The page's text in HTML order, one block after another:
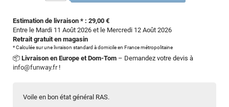
Voile en bon état général RAS.
Estimation de livraison * : 29,00 €
Entre le Mardi 11 Août 2026 et le Mercredi 12 Août 2026
Retrait gratuit en magasin
* Calculée sur une livraison standard à domicile en France métropolitaine
📦 Livraison en Europe et Dom-Tom – Demandez votre devis à
info@funway.fr!